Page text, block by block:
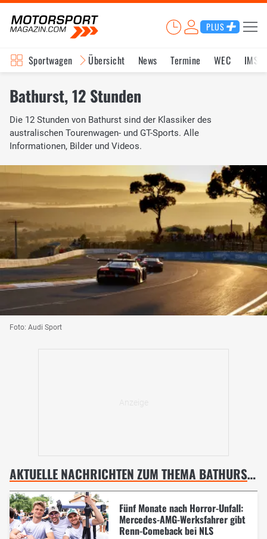
PLUS
Sportwagen Übersicht News Termine WEC IMSA
Bathurst, 12 Stunden
Die 12 Stunden von Bathurst sind der Klassiker des
australischen Tourenwagen- und GT-Sports. Alle
Informationen, Bilder und Videos.
Foto: Audi Sport
AKTUELLE NACHRICHTEN ZUM THEMA BATHURST, 12 STUNDEN
Fünf Monate nach Horror-Unfall:
Mercedes-AMG-Werksfahrer gibt
Renn-Comeback bei NLS